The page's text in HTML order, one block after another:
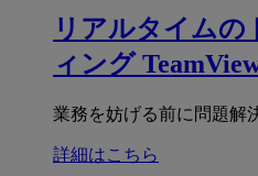
リアルタイムの
ィング
業務を妨げる前に問題解
詳細はこちら